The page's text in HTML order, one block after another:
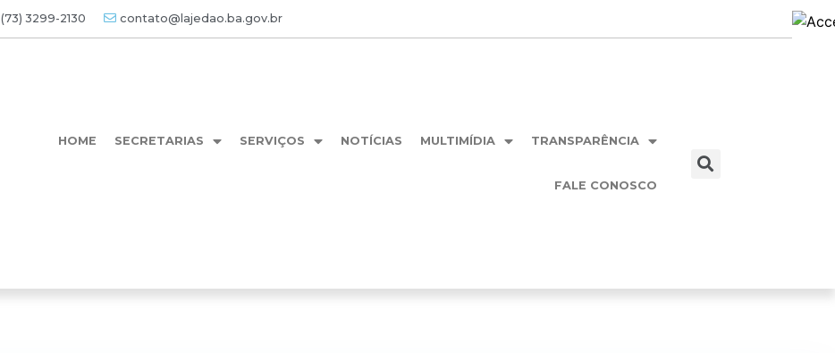
(73) 3299-2130 contato@lajedao.ba.gov.br
HOME SECRETARIAS SERVIÇOS NOTÍCIAS MULTIMÍDIA TRANSPARÊNCIA
FALE CONOSCO